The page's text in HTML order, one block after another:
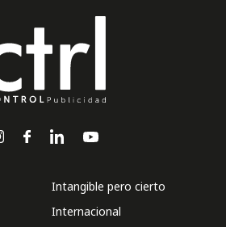
Intangible pero cierto
Internacional